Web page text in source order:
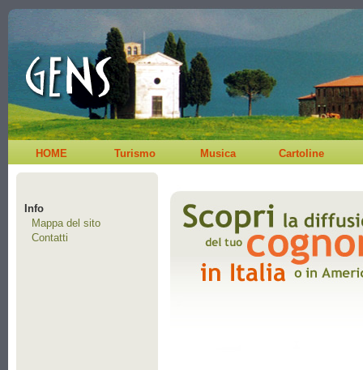
HOME Turismo Musica Cartoline
Info
Mappa del sito
Contatti